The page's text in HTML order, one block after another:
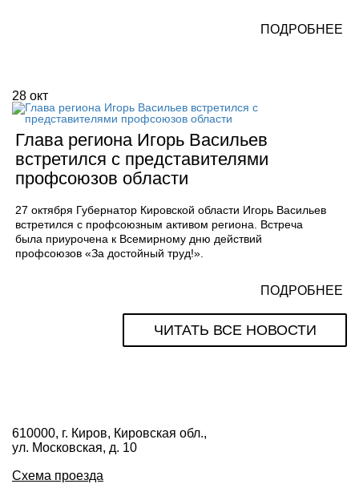
ПОДРОБНЕЕ
28 окт
Глава региона Игорь Васильев
встретился с представителями
профсоюзов области
27 октября Губернатор Кировской области Игорь Васильев
встретился с профсоюзным активом региона. Встреча
была приурочена к Всемирному дню действий
профсоюзов «За достойный труд!».
ПОДРОБНЕЕ
ЧИТАТЬ ВСЕ НОВОСТИ
610000, г. Киров, Кировская обл.,
ул. Московская, д. 10
Схема проезда